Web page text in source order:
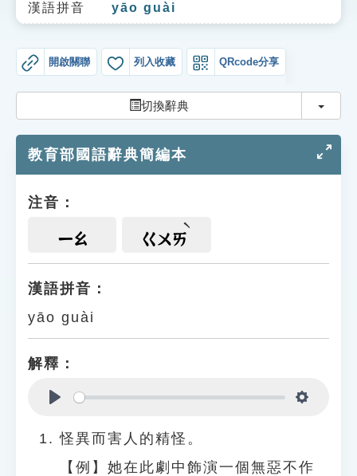
生字詞彙表
成語故事
索引選單
單字索引
遊戲專區
貓頭鷹博士
漢語拼音 yāo guài
開啟關聯 列入收藏 QRcode分享
切換辭典 切換
教育部國語辭典簡編本
注音：
ㄧㄠ ㄍㄨㄞ
漢語拼音：
yāo guài
解釋：
怪異而害人的精怪。
【例】她在此劇中飾演一個無惡不作